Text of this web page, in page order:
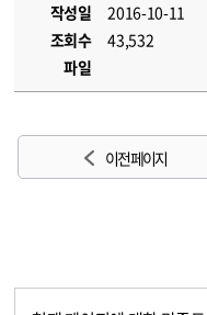
작성일
2016-10-11
조회수
43,532
파일
이전 페이지